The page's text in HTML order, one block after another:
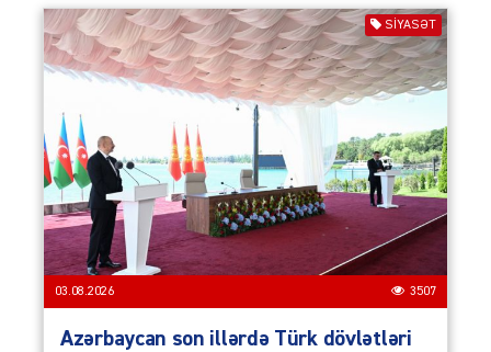
SIYASƏT
03.08.2026 3507
Azərbaycan son illərdə Türk dövlətləri